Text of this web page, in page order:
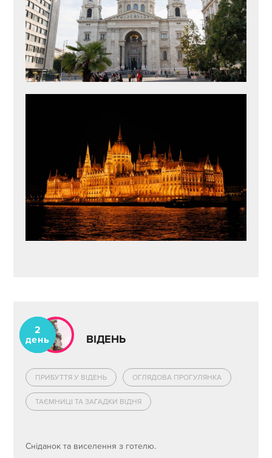
2
день
ВІДЕНЬ
ПРИБУТТЯ У ВІДЕНЬ ОГЛЯДОВА ПРОГУЛЯНКА
ТАЄМНИЦІ ТА ЗАГАДКИ ВІДНЯ
Сніданок та виселення з готелю.